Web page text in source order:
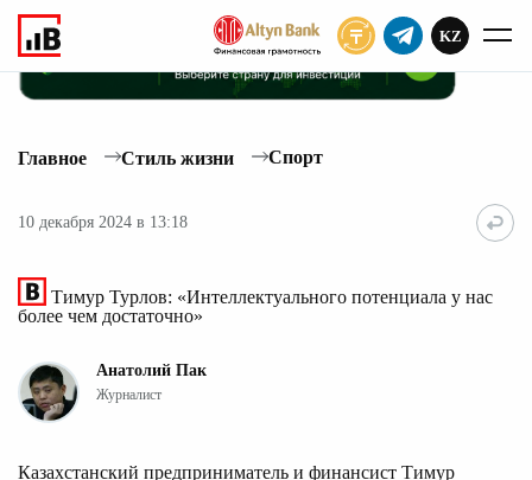
KZ
Главное Стиль жизни Спорт
10 декабря 2024 в 13:18
Тимур Турлов: «Интеллектуального потенциала у нас
более чем достаточно»
Анатолий Пак
Журналист
Казахстанский предприниматель и финансист Тимур